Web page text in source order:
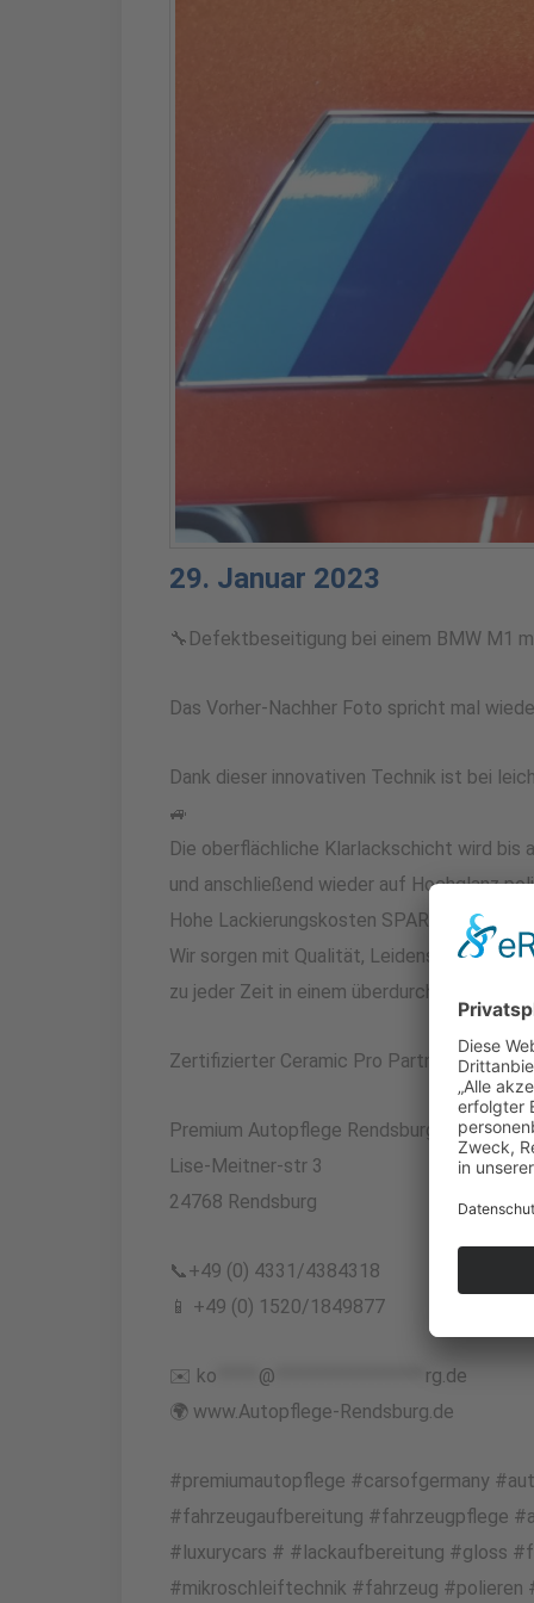
29. Januar 2023
🔧Defektbeseitigung bei einem BMW M1
Das Vorher-Nachher Foto spricht mal
Dank dieser innovativen Technik ist bei
🚙
Die oberflächliche Klarlackschicht wird
und anschließend wieder auf Hochglanz
Hohe Lackierungskosten SPAREN und der
Wir sorgen mit Qualität, Leidenschaft und
zu jeder Zeit in einem überdurchschnittlich
Zertifizierter Ceramic Pro Partner in
Premium Autopflege Rendsburg + Ceramic
Lise-Meitner-str 3
24768 Rendsburg
📞+49 (0) 4331/4384318
📱 +49 (0) 1520/1849877
✉️ ko @
rg.de
🌍 www.Autopflege-Rendsburg.de
#premiumautopflege #carsofgermany
#fahrzeugaufbereitung #fahrzeugpflege
#luxurycars # #lackaufbereitung #gloss
#mikroschleiftechnik #fahrzeug #polieren